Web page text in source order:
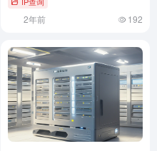
2年前 192